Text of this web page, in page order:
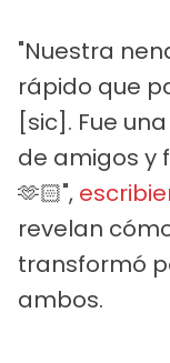
"Nuestra
rápido que
[sic]. Fue
de amigos y
🫶🏻",
revelan
transformó
ambos.